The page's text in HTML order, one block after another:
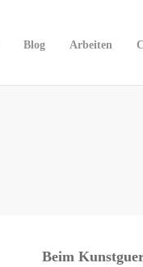
Blog Arbeiten
Beim